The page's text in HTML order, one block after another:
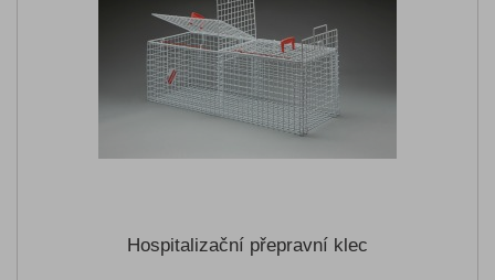
Hospitalizační přepravní klec